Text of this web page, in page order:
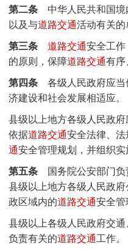
第二条 中华人民共和国
以及与道路交通活动有关
第三条道路交通安全工
的原则，保障道路交通有序
第四条各级人民政府应
济建设和社会发展相适应。
县级以上地方各级人民政
依据道路交通安全法律、
通安全管理规划，并组织实
第五条 国务院公安部门
县级以上地方各级人民政
政区域内的道路交通安全管
县级以上各级人民政府交
负责有关的道路交通工作。